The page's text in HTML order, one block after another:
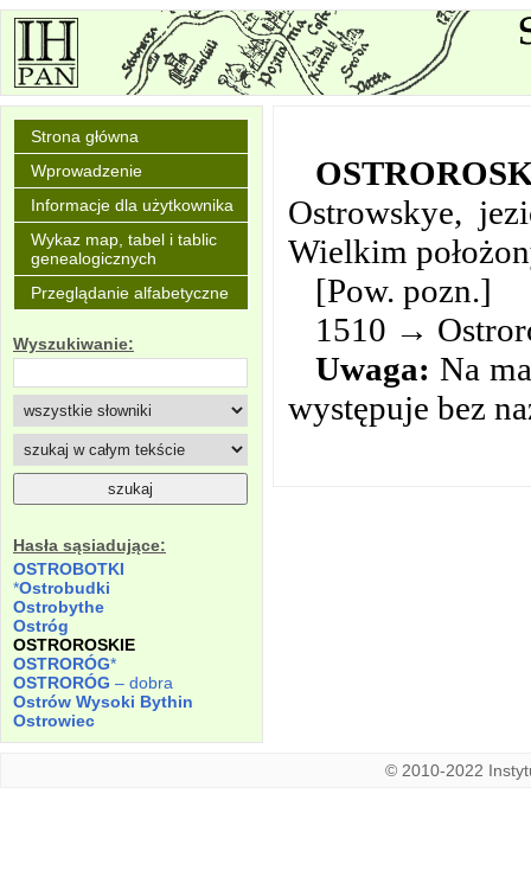
Strona główna
Wprowadzenie
Informacje dla użytkownika
Wykaz map, tabel i tablic
genealogicznych
Przeglądanie alfabetyczne
Wyszukiwanie:
Hasła sąsiadujące:
OSTROBOTKI
*Ostrobudki
Ostrobythe
Ostróg
OSTROROSKIE
OSTRORÓG*
OSTRORÓG – dobra
Ostrów Wysoki Bythin
Ostrowiec
Ostrowskye,
Wielkim
[Pow. pozn.]
1510 →
Uwaga: Na
występuje bez
© 2010-2022